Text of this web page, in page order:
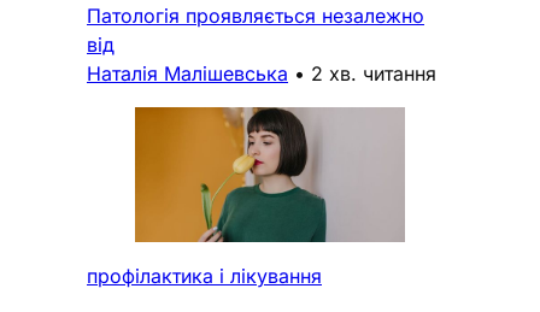
Патологія проявляється незалежно
від
Наталія Малішевська • 2 хв. читання
профілактика і лікування